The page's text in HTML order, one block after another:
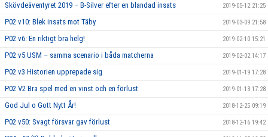
Skövdeäventyret 2019 – B-Silver efter en blandad insats 2019-05-12 21:25
P02 v10: Blek insats mot Täby 2019-03-09 21:58
P02 v6: En riktigt bra helg! 2019-02-10 15:21
P02 v5 USM – samma scenario i båda matcherna 2019-02-02 14:17
P02 v3 Historien upprepade sig 2019-01-19 17:28
P02 V2 Bra spel med en vinst och en förlust 2019-01-13 17:28
God Jul o Gott Nytt År! 2018-12-25 09:19
P02 v50: Svagt försvar gav förlust 2018-12-16 19:42